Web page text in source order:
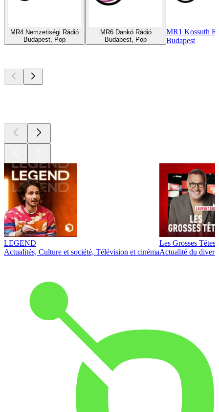
MR4 Nemzetiségi Rádió
Budapest, Pop
MR6 Dankó Rádió
Budapest, Pop
MR1 Kossuth
Budapest
LEGEND
Actualités, Culture et société, Télévision et cinéma
Les Grosses Têtes
Actualité du